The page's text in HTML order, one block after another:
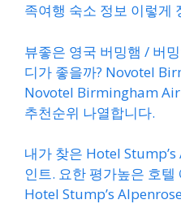
족여행 숙소 정보 이렇게
뷰좋은 영국 버밍햄 / 버
디가 좋을까? Novotel
Novotel Birmingham
추천순위 나열합니다.
내가 찾은 Hotel
인트. 요한 평가높은 호
Hotel Stump’s